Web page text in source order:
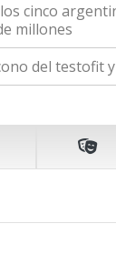
cinco
millones
del testofit